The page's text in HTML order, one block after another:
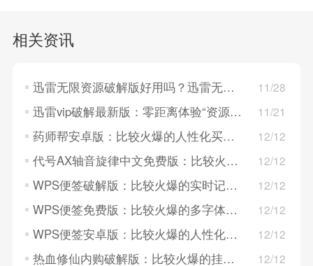
相关资讯
迅雷无限资源破解版好用吗？迅雷无限资源破解版用户评价汇总！ 11/28
迅雷vip破解最新版：零距离体验“资源共享”新时代 11/21
药师帮安卓版：比较火爆的人性化买药平台，直接快速！ 12/12
代号AX轴音旋律中文免费版：比较火爆的音乐节奏闯关游戏，超多类型超多体验！ 12/12
WPS便签破解版：比较火爆的实时记录平台，安排快！ 12/12
WPS便签免费版：比较火爆的多字体便签平台，记录速度快！ 12/12
WPS便签安卓版：比较火爆的人性化便签平台，操作简单！ 12/12
热血修仙内购破解版：比较火爆的挂机修仙手游，画质精美细腻！ 12/12